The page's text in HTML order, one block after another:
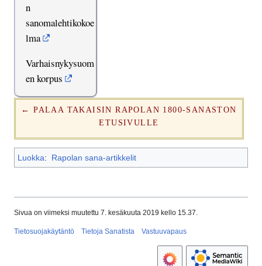
n
sanomalehtikokoe
lma
Varhaisnykysuom
en korpus
← PALAA TAKAISIN RAPOLAN 1800-SANASTON
ETUSIVULLE
Luokka: Rapolan sana-artikkelit
Sivua on viimeksi muutettu 7. kesäkuuta 2019 kello 15.37.
Tietosuojakäytäntö Tietoja Sanatista Vastuuvapaus